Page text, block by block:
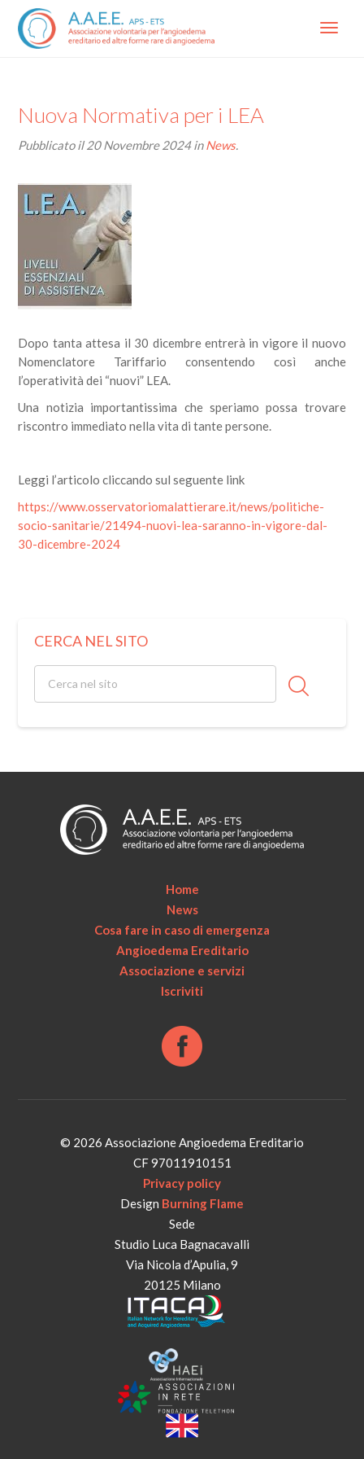
Menu
Nuova Normativa per i LEA
Pubblicato il20 Novembre 2024inNews.
Dopo tanta attesa il 30 dicembre entrerà in vigore il nuovo
Nomenclatore Tariffario consentendo così anche
l’operatività dei “nuovi” LEA.
Una notizia importantissima che speriamo possa trovare
riscontro immediato nella vita di tante persone.
Leggi l’articolo cliccando sul seguente link
https://www.osservatoriomalattierare.it/news/politiche-
socio-sanitarie/21494-nuovi-lea-saranno-in-vigore-dal-
30-dicembre-2024
CERCA NEL SITO
Home
News
Cosa fare in caso di emergenza
Angioedema Ereditario
Associazione e servizi
Iscriviti
© 2026 Associazione Angioedema Ereditario
CF 97011910151
Privacy policy
Design Burning Flame
Sede
Studio Luca Bagnacavalli
Via Nicola d’Apulia, 9
20125 Milano